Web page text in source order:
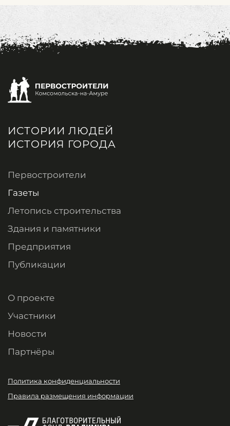
ИСТОРИИ ЛЮДЕЙ
ИСТОРИЯ ГОРОДА
Первостроители
Газеты
Летопись строительства
Здания и памятники
Предприятия
Публикации
О проекте
Участники
Новости
Партнёры
Политика конфиденциальности
Правила размещения информации